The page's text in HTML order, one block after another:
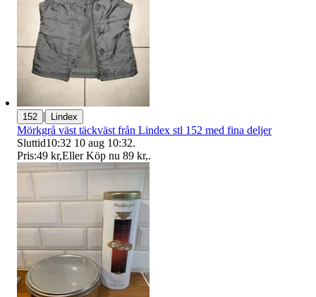
152 | Lindex
Mörkgrå väst täckväst från Lindex stl 152 med fina deljer
Sluttid10:32 10 aug 10:32.
Pris:49 kr,Eller Köp nu 89 kr,.